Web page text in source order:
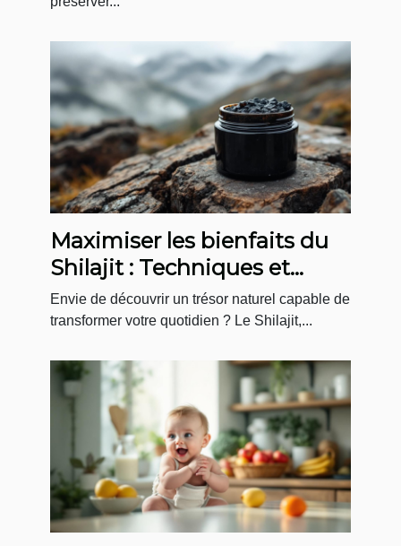
Maximiser les bienfaits du
Shilajit : Techniques et
conseils pratiques
Envie de découvrir un trésor naturel capable de
transformer votre quotidien ? Le Shilajit,...